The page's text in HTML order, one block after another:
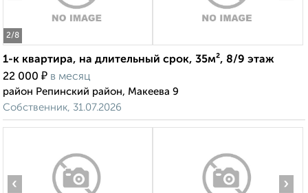
2/8
1-к квартира, на длительный срок, 35м², 8/9 этаж
22 000 ₽ в месяц
район Репинский район, Макеева 9
Собственник, 31.07.2026
‹ ›